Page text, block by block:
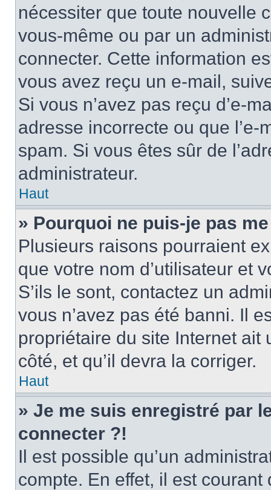
nécessiter que toute nouvelle
vous-même ou par un
connecter. Cette information
vous avez reçu un e-mail,
Si vous n’avez pas reçu d’e-
adresse incorrecte ou que
spam. Si vous êtes sûr de
administrateur.
Haut
» Pourquoi ne puis-je pas
Plusieurs raisons pourraient
que votre nom d’utilisateur et
S’ils le sont, contactez un
vous n’avez pas été banni. Il
propriétaire du site Internet
côté, et qu’il devra la corriger.
Haut
» Je me suis enregistré par
connecter ?!
Il est possible qu’un
compte. En effet, il est